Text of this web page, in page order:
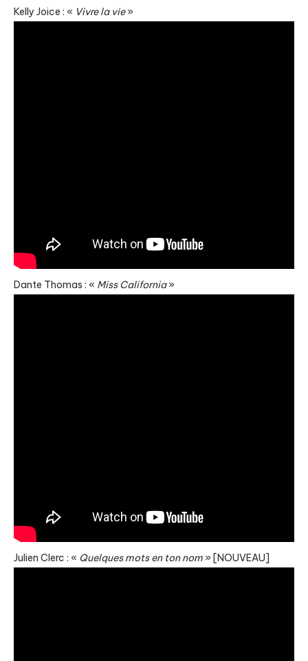
Kelly Joice : « Vivre la vie»
Dante Thomas : « Miss California»
Julien Clerc : « Quelques mots en ton nom » [NOUVEAU]